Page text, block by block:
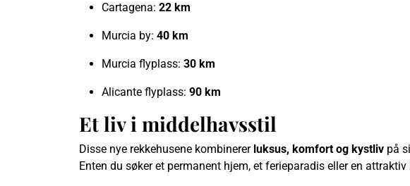
Cartagena: 22 km
Murcia by: 40 km
Murcia flyplass: 30 km
Alicante flyplass: 90 km
Et liv i middelhavsstil
Disse nye rekkehusene kombinerer luksus, komfort og kystliv på
Enten du søker et permanent hjem, et ferieparadis eller en